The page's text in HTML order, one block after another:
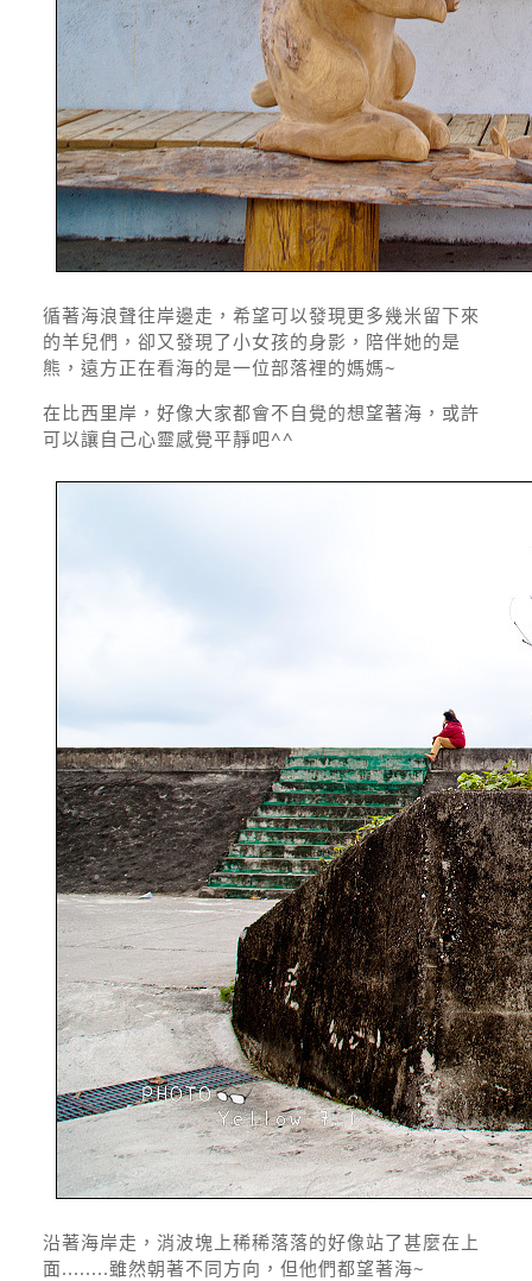
循著海浪聲往岸邊走，希望可以發現更多幾米留下來
的羊兒們，卻又發現了小女孩的身影，陪伴她的是
熊，遠方正在看海的是一位部落裡的媽媽~
在比西里岸，好像大家都會不自覺的想望著海，或許
可以讓自己心靈感覺平靜吧^^
沿著海岸走，消波塊上稀稀落落的好像站了甚麼在上
面........雖然朝著不同方向，但他們都望著海~